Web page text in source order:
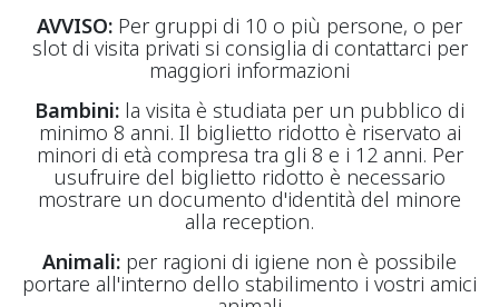
AVVISO: Per gruppi di 10 o più persone, o per
slot di visita privati si consiglia di contattarci per
maggiori informazioni
Bambini: la visita è studiata per un pubblico di
minimo 8 anni. Il biglietto ridotto è riservato ai
minori di età compresa tra gli 8 e i 12 anni. Per
usufruire del biglietto ridotto è necessario
mostrare un documento d'identità del minore
alla reception.
Animali: per ragioni di igiene non è possibile
portare all'interno dello stabilimento i vostri amici